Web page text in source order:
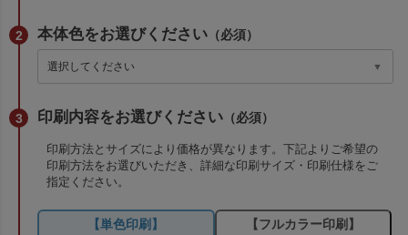
本体色をお選びください （必須）
印刷内容をお選びください （必須）
印刷方法とサイズにより価格が異なります。下記よりご希望の
印刷方法をお選びいただき、詳細な印刷サイズ・印刷仕様をご
指定ください。
【単色印刷】 【フルカラー印刷】